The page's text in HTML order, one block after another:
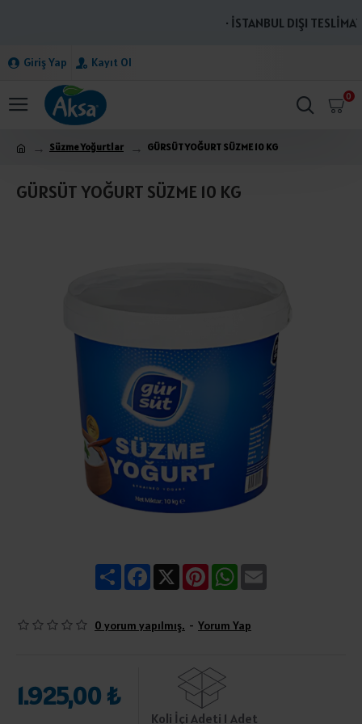
· İSTANBUL DIŞI
Giriş Yap Kayıt Ol
0
Süzme Yoğurtlar GÜRSÜT YOĞURT SÜZME 10 KG
GÜRSÜT YOĞURT SÜZME 10 KG
ShareFacebook
X PinterestWhatsApp
0 yorum yapılmış. - Yorum Yap
1.925,00 ₺
Koli İçi Adeti 1 Adet